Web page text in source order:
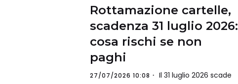
Rottamazione cartelle,
scadenza 31 luglio 2026:
cosa rischi se non
paghi
27/07/2026 10:08
Il 31 luglio 2026 scade